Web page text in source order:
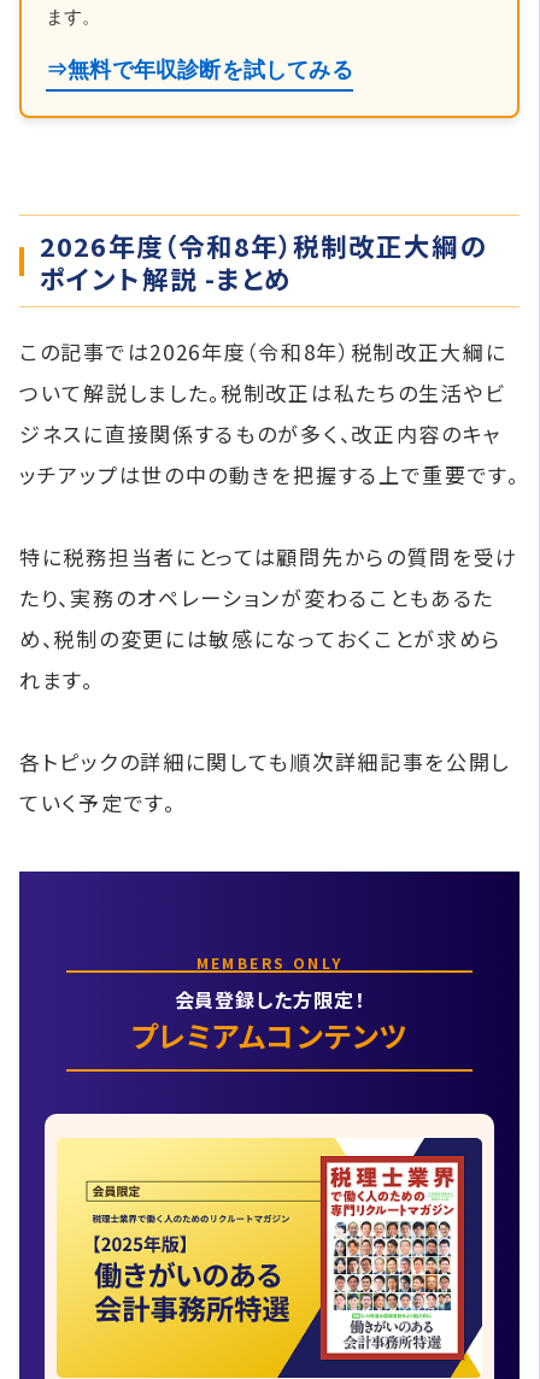
ます。
⇒無料で年収診断を試してみる
2026年度（令和8年）税制改正大綱の
ポイント解説 -まとめ
この記事では2026年度（令和8年）税制改正大綱に
ついて解説しました。税制改正は私たちの生活やビ
ジネスに直接関係するものが多く、改正内容のキャ
ッチアップは世の中の動きを把握する上で重要です。
特に税務担当者にとっては顧問先からの質問を受け
たり、実務のオペレーションが変わることもあるた
め、税制の変更には敏感になっておくことが求めら
れます。
各トピックの詳細に関しても順次詳細記事を公開し
ていく予定です。
MEMBERS ONLY
会員登録した方限定！
プレミアムコンテンツ